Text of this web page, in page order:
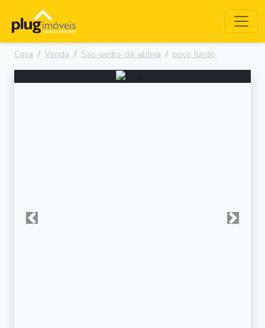
Casa Venda Sao-pedro-da-aldeia poço fundo
Anterior Próxima